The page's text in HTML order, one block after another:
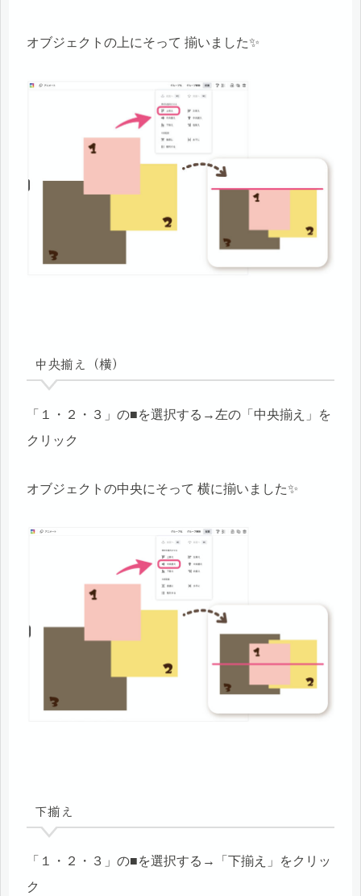
オブジェクトの上にそって 揃いました✨
中央揃え（横）
「１・２・３」の■を選択する→左の「中央揃え」を
クリック
オブジェクトの中央にそって 横に揃いました✨
下揃え
「１・２・３」の■を選択する→「下揃え」をクリッ
ク